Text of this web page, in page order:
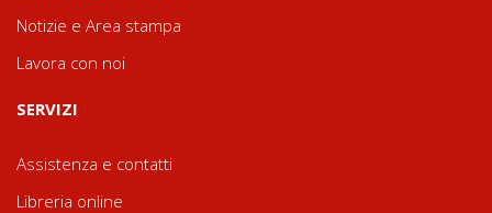
Notizie e Area stampa
Lavora con noi
SERVIZI
Assistenza e contatti
Libreria online